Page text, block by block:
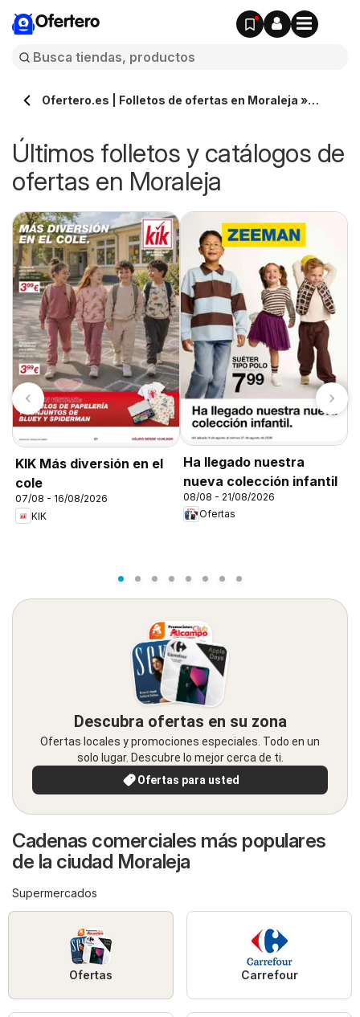
Ofertero
Ofertero.es | Folletos de ofertas en Moraleja »
Últimos folletos y catálogos de
ofertas en Moraleja
KIK Más diversión en el
cole
07/08 - 16/08/2026
KIK
Ha llegado nuestra
nueva colección infantil
08/08 - 21/08/2026
Ofertas
Descubra ofertas en su zona
Ofertas locales y promociones especiales. Todo en un
solo lugar. Descubre lo mejor cerca de ti.
Ofertas para usted
Cadenas comerciales más populares
de la ciudad Moraleja
Supermercados
Ofertas Carrefour